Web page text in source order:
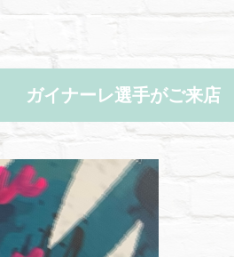
ガイナーレ選手がご来店